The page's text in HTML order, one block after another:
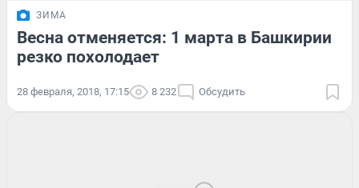
ЗИМА
Весна отменяется: 1 марта в Башкирии
резко похолодает
28 февраля, 2018, 17:15 8 232 Обсудить